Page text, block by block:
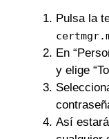
Pulsa la
En
y elige
Así